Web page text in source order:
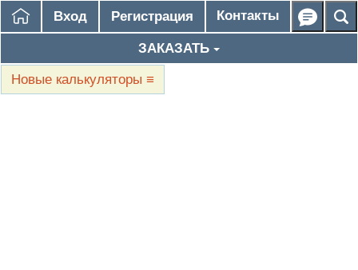
Вход Регистрация Контакты
ЗАКАЗАТЬ
Новые калькуляторы ≡